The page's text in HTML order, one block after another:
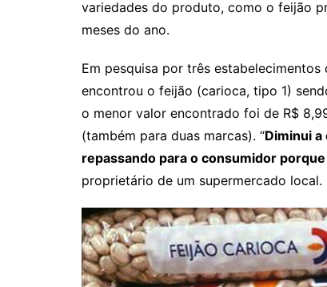
Santa Isabel
Senador Canedo
Uirapuru
Uruaçu
Uruana
variedades do produto, como o feijão
meses do ano.
Em pesquisa por três
encontrou o feijão (carioca, tipo 1)
o menor valor encontrado foi de R$
(também para duas marcas). “Diminui
repassando para o consumidor
proprietário de um supermercado local.